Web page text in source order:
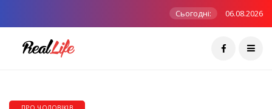
Сьогодні: 06.08.2026